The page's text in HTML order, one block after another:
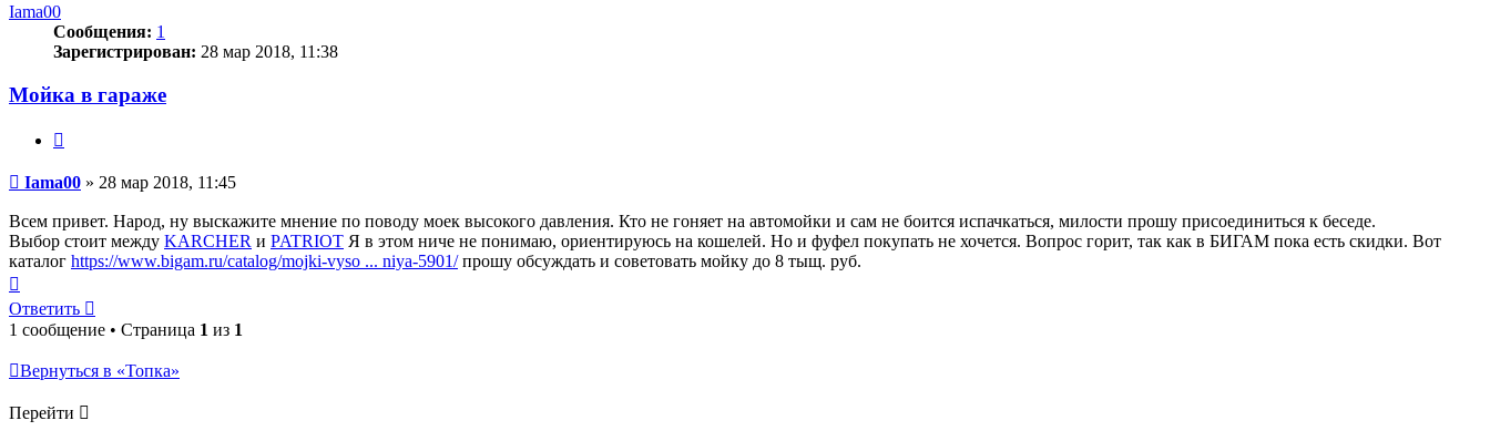
Iama00
Сообщения: 1
Зарегистрирован: 28 мар 2018, 11:38
Мойка в гараже
Сообщение
Iama00 » 28 мар 2018, 11:45
Всем привет. Народ, ну выскажите мнение по поводу моек высокого давления. Кто не гоняет на автомойки и сам не боится испачкаться, милости прошу присоединиться к беседе.
Выбор стоит между KARCHER и PATRIOT Я в этом ниче не понимаю, ориентируюсь на кошелей. Но и фуфел покупать не хочется. Вопрос горит, так как в БИГАМ пока есть скидки. Вот
каталог https://www.bigam.ru/catalog/mojki-vyso ... niya-5901/прошу обсуждать и советовать мойку до 8 тыщ. руб.
к
началу
Ответить
1 сообщение • Страница 1 из 1
Вернуться в «Топка»
Перейти